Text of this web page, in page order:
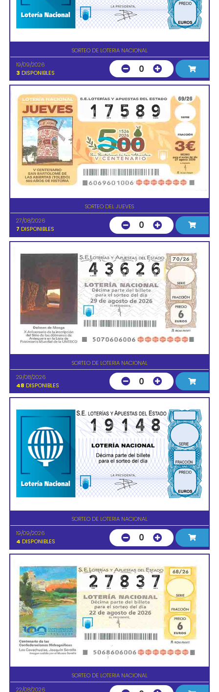
SORTEO DE LOTERIA NACIONAL
19/09/2026
3 DISPONIBLES 0
SORTEO DEL JUEVES
27/08/2026
7 DISPONIBLES 0
SORTEO DE LOTERIA NACIONAL
29/08/2026
48 DISPONIBLES 0
SORTEO DE LOTERIA NACIONAL
19/09/2026
4 DISPONIBLES 0
SORTEO DE LOTERIA NACIONAL
22/08/2026